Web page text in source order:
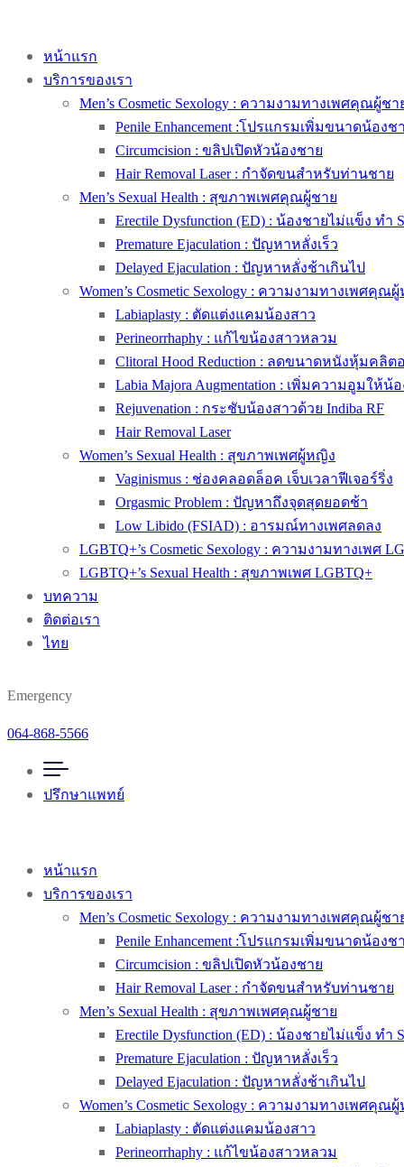
หน้าแรก
บริการของเรา
Men’s Cosmetic Sexology : ความงามทางเพศคุณผู้ชา
Penile Enhancement :โปรแกรมเพิ่มขนาดน้องช
Circumcision : ขลิปเปิดหัวน้องชาย
Hair Removal Laser : กำจัดขนสำหรับท่านชาย
Men’s Sexual Health : สุขภาพเพศคุณผู้ชาย
Erectile Dysfunction (ED) : น้องชายไม่แข็ง ทำ
Premature Ejaculation : ปัญหาหลั่งเร็ว
Delayed Ejaculation : ปัญหาหลั่งช้าเกินไป
Women’s Cosmetic Sexology : ความงามทางเพศคุณ
Labiaplasty : ตัดแต่งแคมน้องสาว
Perineorrhaphy : แก้ไขน้องสาวหลวม
Clitoral Hood Reduction : ลดขนาดหนังหุ้มคลิ
Labia Majora Augmentation : เพิ่มความอูมให้น้
Rejuvenation : กระชับน้องสาวด้วย Indiba RF
Hair Removal Laser
Women’s Sexual Health : สุขภาพเพศผู้หญิง
Vaginismus : ช่องคลอดล็อค เจ็บเวลาฟีเจอร์ริ่ง
Orgasmic Problem : ปัญหาถึงจุดสุดยอดช้า
Low Libido (FSIAD) : อารมณ์ทางเพศลดลง
LGBTQ+’s Cosmetic Sexology : ความงามทางเพศ
LGBTQ+’s Sexual Health : สุขภาพเพศ LGBTQ+
บทความ
ติดต่อเรา
ไทย
Emergency
064-868-5566
ปรึกษาแพทย์
หน้าแรก
บริการของเรา
Men’s Cosmetic Sexology : ความงามทางเพศคุณผู้ชา
Penile Enhancement :โปรแกรมเพิ่มขนาดน้องช
Circumcision : ขลิปเปิดหัวน้องชาย
Hair Removal Laser : กำจัดขนสำหรับท่านชาย
Men’s Sexual Health : สุขภาพเพศคุณผู้ชาย
Erectile Dysfunction (ED) : น้องชายไม่แข็ง ทำ
Premature Ejaculation : ปัญหาหลั่งเร็ว
Delayed Ejaculation : ปัญหาหลั่งช้าเกินไป
Women’s Cosmetic Sexology : ความงามทางเพศคุณ
Labiaplasty : ตัดแต่งแคมน้องสาว
Perineorrhaphy : แก้ไขน้องสาวหลวม